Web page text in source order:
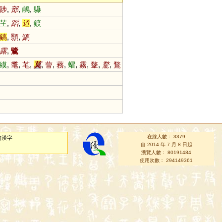
, 部, 鵏, 鸔
, 蹈, 道, 鍍
, 顥, 鰝
, 鷺
, 耄, 芼, 莫, 萺, 蓩, 蝐, 霧, 鞪, 騖, 鶩
漢字
在線人數： 3379
自 2014 年 7 月 8 日起
瀏覽人數： 80191484
使用次數： 294149361